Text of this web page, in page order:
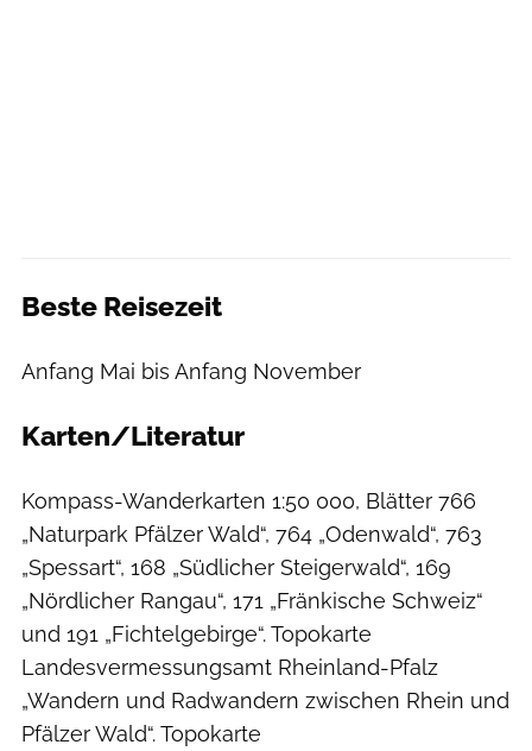
Beste Reisezeit
Anfang Mai bis Anfang November
Karten/Literatur
Kompass-Wanderkarten 1:50 000, Blätter 766
„Naturpark Pfälzer Wald“, 764 „Odenwald“, 763
„Spessart“, 168 „Südlicher Steigerwald“, 169
„Nördlicher Rangau“, 171 „Fränkische Schweiz“
und 191 „Fichtelgebirge“. Topokarte
Landesvermessungsamt Rheinland-Pfalz
„Wandern und Radwandern zwischen Rhein und
Pfälzer Wald“. Topokarte